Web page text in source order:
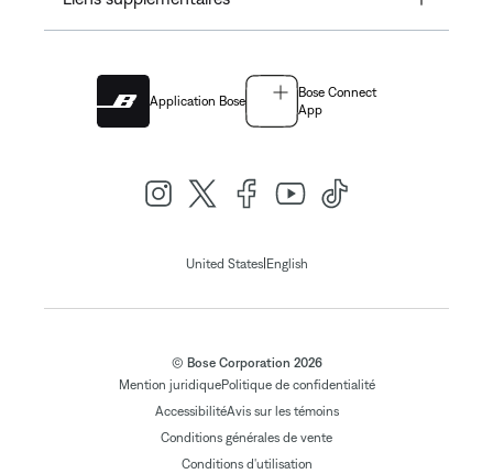
Application Bose
Bose Connect
App
United States| English
© Bose Corporation 2026
Mention juridiquePolitique de confidentialité
AccessibilitéAvis sur les témoins
Conditions générales de vente
Conditions d'utilisation